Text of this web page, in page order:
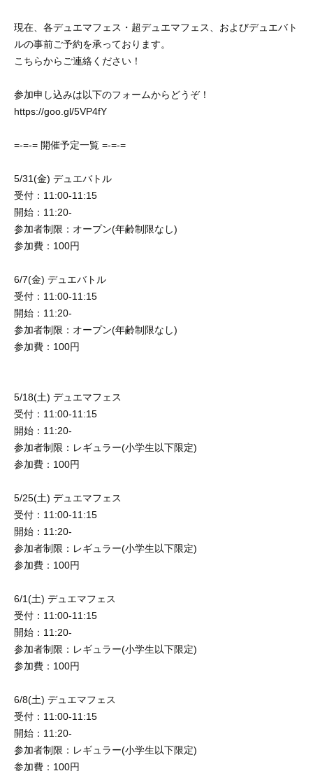
現在、各デュエマフェス・超デュエマフェス、およびデュエバト
ルの事前ご予約を承っております。
こちらからご連絡ください！
参加申し込みは以下のフォームからどうぞ！
https://goo.gl/5VP4fY
=-=-= 開催予定一覧 =-=-=
5/31(金) デュエバトル
受付：11:00-11:15
開始：11:20-
参加者制限：オープン(年齢制限なし)
参加費：100円
6/7(金) デュエバトル
受付：11:00-11:15
開始：11:20-
参加者制限：オープン(年齢制限なし)
参加費：100円
5/18(土) デュエマフェス
受付：11:00-11:15
開始：11:20-
参加者制限：レギュラー(小学生以下限定)
参加費：100円
5/25(土) デュエマフェス
受付：11:00-11:15
開始：11:20-
参加者制限：レギュラー(小学生以下限定)
参加費：100円
6/1(土) デュエマフェス
受付：11:00-11:15
開始：11:20-
参加者制限：レギュラー(小学生以下限定)
参加費：100円
6/8(土) デュエマフェス
受付：11:00-11:15
開始：11:20-
参加者制限：レギュラー(小学生以下限定)
参加費：100円